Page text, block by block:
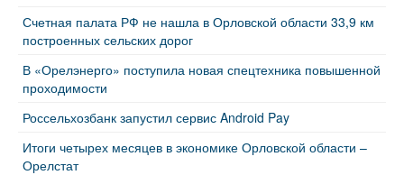
Счетная палата РФ не нашла в Орловской области 33,9 км
построенных сельских дорог
В «Орелэнерго» поступила новая спецтехника повышенной
проходимости
Россельхозбанк запустил сервис Android Pay
Итоги четырех месяцев в экономике Орловской области –
Орелстат